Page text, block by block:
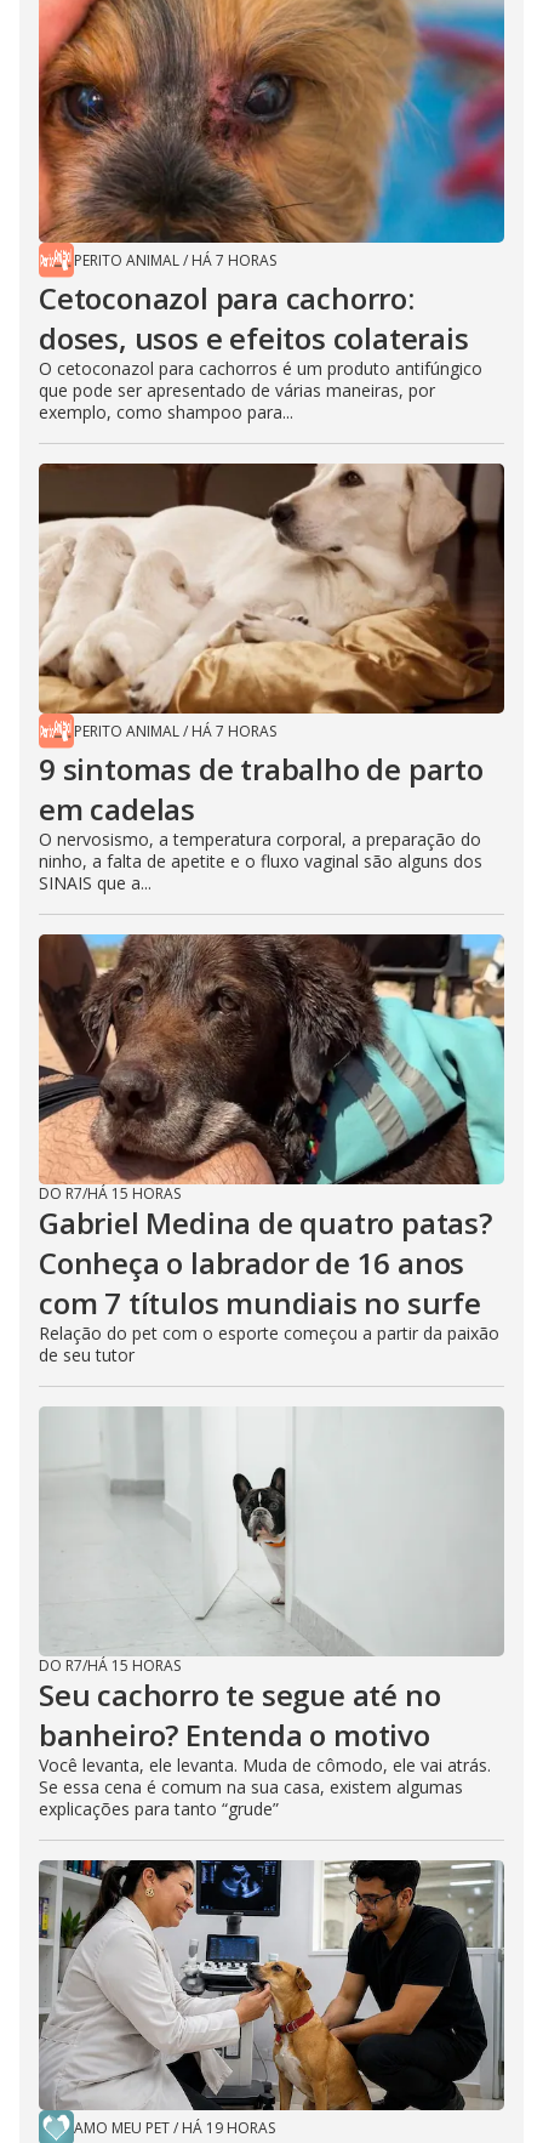
PERITO ANIMAL/ HÁ 7 HORAS
Cetoconazol para cachorro:
doses, usos e efeitos colaterais
O cetoconazol para cachorros é um produto antifúngico
que pode ser apresentado de várias maneiras, por
exemplo, como shampoo para...
PERITO ANIMAL/ HÁ 7 HORAS
9 sintomas de trabalho de parto
em cadelas
O nervosismo, a temperatura corporal, a preparação do
ninho, a falta de apetite e o fluxo vaginal são alguns dos
SINAIS que a...
DO R7/HÁ 15 HORAS
Gabriel Medina de quatro patas?
Conheça o labrador de 16 anos
com 7 títulos mundiais no surfe
Relação do pet com o esporte começou a partir da paixão
de seu tutor
DO R7/HÁ 15 HORAS
Seu cachorro te segue até no
banheiro? Entenda o motivo
Você levanta, ele levanta. Muda de cômodo, ele vai atrás.
Se essa cena é comum na sua casa, existem algumas
explicações para tanto “grude”
AMO MEU PET/ HÁ 19 HORAS